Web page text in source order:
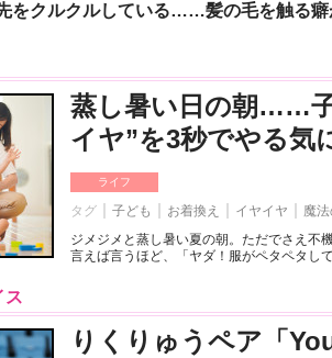
をクルクルしている……髪の毛を触る癖
蒸し暑い日の朝……
イヤ”を3秒でやる気
ライフ
タグ 子ども お着換え イヤイヤ 魔
ジメジメと蒸し暑い夏の朝。ただでさえ不
言えば言うほど、「ヤダ！服がペタペタ
ス
りくりゅうペア「